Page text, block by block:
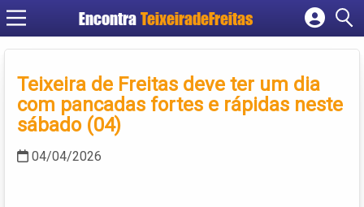
Encontra TeixeiradeFreitas
Cadastrar empresa
Criar conta
Teixeira de Freitas deve ter um dia
com pancadas fortes e rápidas neste
sábado (04)
04/04/2026